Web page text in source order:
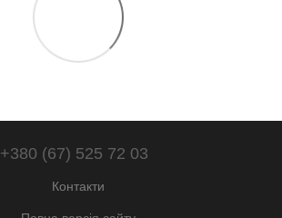
+380 (67) 525 72 03
Контакти